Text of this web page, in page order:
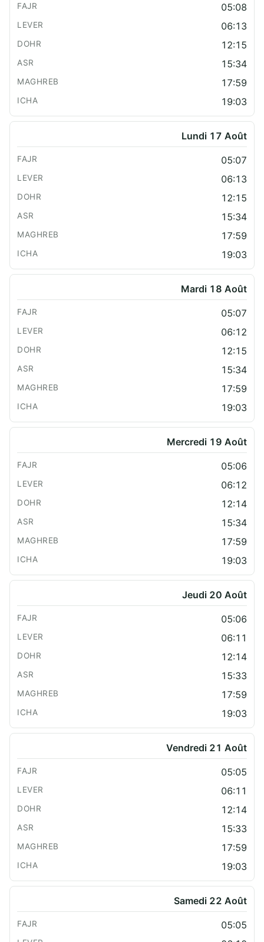
05:08
06:13
12:15
15:34
17:59
19:03
Lundi 17 Août
05:07
06:13
12:15
15:34
17:59
19:03
Mardi 18 Août
05:07
06:12
12:15
15:34
17:59
19:03
Mercredi 19 Août
05:06
06:12
12:14
15:34
17:59
19:03
Jeudi 20 Août
05:06
06:11
12:14
15:33
17:59
19:03
Vendredi 21 Août
05:05
06:11
12:14
15:33
17:59
19:03
Samedi 22 Août
05:05